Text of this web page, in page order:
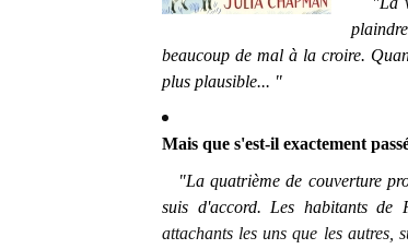
beaucoup de mal à la croire.
plus plausible... "
Mais que s'est-il exactement
"La quatrième de couverture
suis d'accord. Les habitants de
attachants les uns que les autres,